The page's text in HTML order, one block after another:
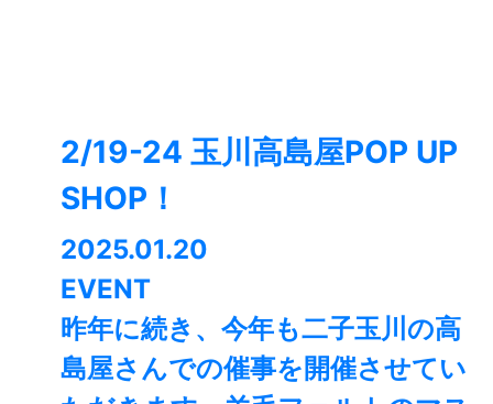
2/19-24 玉川高島屋POP UP
SHOP！
2025.01.20
EVENT
昨年に続き、今年も二子玉川の高
島屋さんでの催事を開催させてい